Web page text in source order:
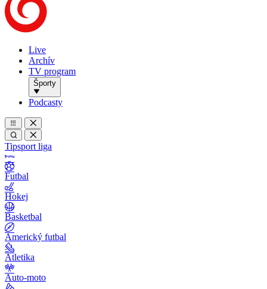
Live
Archív
TV program
Športy
Podcasty
Tipsport liga
Futbal
Hokej
Basketbal
Americký futbal
Atletika
Auto-moto